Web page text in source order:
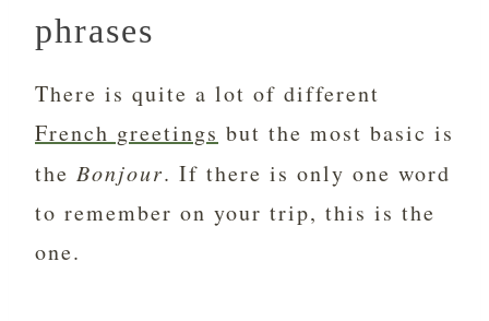
phrases
There is quite a lot of different
French greetings but the most basic is
the Bonjour. If there is only one word
to remember on your trip, this is the
one.